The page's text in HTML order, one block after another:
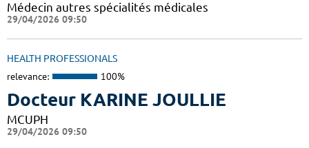
Médecin autres spécialités médicales
29/04/2026 09:50
HEALTH PROFESSIONALS
relevance: 100%
Docteur KARINE JOULLIE
MCUPH
29/04/2026 09:50